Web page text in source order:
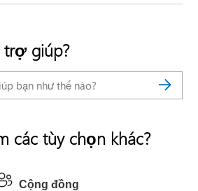
trợ giúp?
các tùy chọn khác?
Cộng đồng